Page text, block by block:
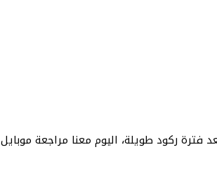
ركود طويلة، اليوم معنا مراجعة موبايل